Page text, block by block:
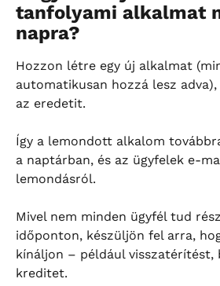
tanfolyami alkalmat
napra?
Hozzon létre egy új alkalmat
automatikusan hozzá lesz
az eredetit.
Így a lemondott alkalom
a naptárban, és az ügyfelek e-
lemondásról.
Mivel nem minden ügyfél tud
időponton, készüljön fel arra,
kínáljon – például visszatérítést,
kreditet.